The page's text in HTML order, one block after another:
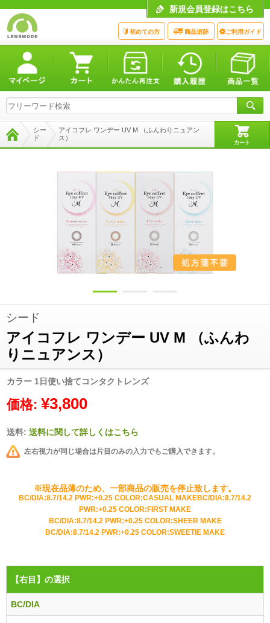
新規会員登録はこちら
初めての方 商品追跡 ご利用ガイド
シー
ド
アイコフレ ワンデー UV M （ふんわりニュアン
ス）
カート
シード
アイコフレ ワンデー UV M （ふんわ
りニュアンス）
カラー 1日使い捨てコンタクトレンズ
価格:¥3,800
送料:送料に関して詳しくはこちら
左右視力が同じ場合は片目のみの入力でもご購入できます。
※現在品薄のため、一部商品の販売を停止致します。
BC/DIA:8.7/14.2 PWR:+0.25 COLOR:CASUAL MAKEBC/DIA:8.7/14.2
PWR:+0.25 COLOR:FIRST MAKE
BC/DIA:8.7/14.2 PWR:+0.25 COLOR:SHEER MAKE
BC/DIA:8.7/14.2 PWR:+0.25 COLOR:SWEETIE MAKE
【右目】 の選択
BC/DIA